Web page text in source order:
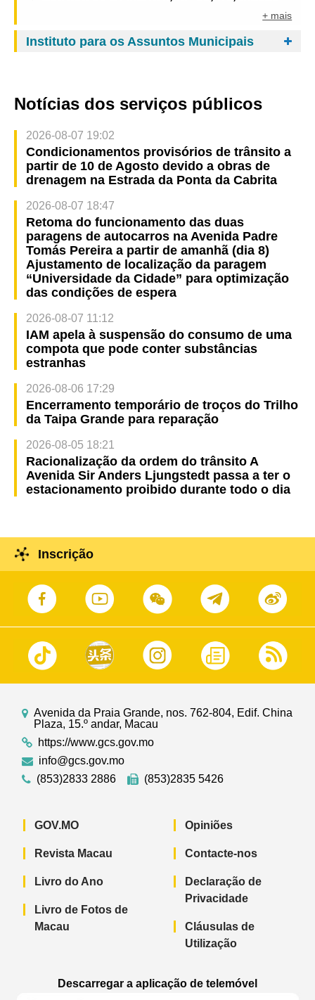
+ mais
Instituto para os Assuntos Municipais
Notícias dos serviços públicos
2026-08-07 19:02
Condicionamentos provisórios de trânsito a
partir de 10 de Agosto devido a obras de
drenagem na Estrada da Ponta da Cabrita
2026-08-07 18:47
Retoma do funcionamento das duas
paragens de autocarros na Avenida Padre
Tomás Pereira a partir de amanhã (dia 8)
Ajustamento de localização da paragem
“Universidade da Cidade” para optimização
das condições de espera
2026-08-07 11:12
IAM apela à suspensão do consumo de uma
compota que pode conter substâncias
estranhas
2026-08-06 17:29
Encerramento temporário de troços do Trilho
da Taipa Grande para reparação
2026-08-05 18:21
Racionalização da ordem do trânsito A
Avenida Sir Anders Ljungstedt passa a ter o
estacionamento proibido durante todo o dia
Inscrição
Avenida da Praia Grande, nos. 762-804, Edif. China
Plaza, 15.º andar, Macau
https://www.gcs.gov.mo
info@gcs.gov.mo
(853)2833 2886
(853)2835 5426
GOV.MO
Revista Macau
Livro do Ano
Livro de Fotos de
Macau
Opiniões
Contacte-nos
Declaração de
Privacidade
Cláusulas de
Utilização
Descarregar a aplicação de telemóvel